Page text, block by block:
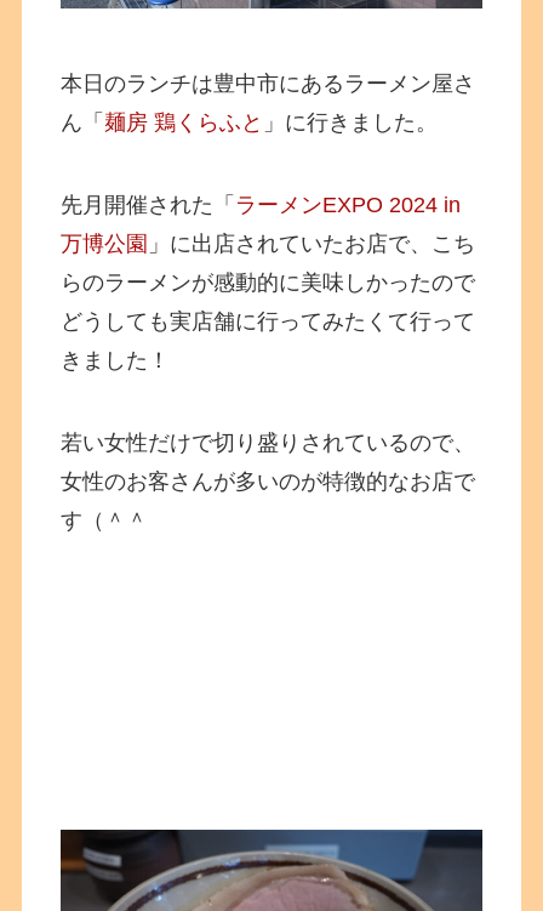
本日のランチは豊中市にあるラーメン屋さ
ん「麺房 鶏くらふと 」に行きました。
先月開催された 「 ラーメンEXPO 2024 in
万博公園 」に出店されていたお店で、こち
らのラーメンが感動的に美味しかったので
どうしても実店舗に行ってみたくて行って
きました！
若い女性だけで切り盛りされているので、
女性のお客さんが多いのが特徴的なお店で
す（＾＾